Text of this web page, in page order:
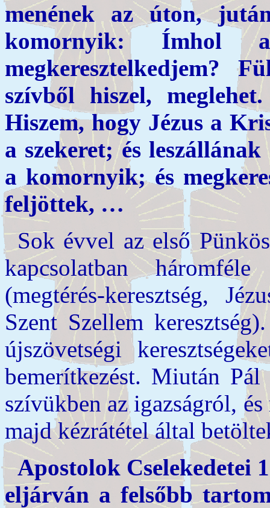
menének az úton,
komornyik:
megkeresztelkedjem?
szívből hiszel,
Hiszem, hogy Jézus a
a szekeret; és
a komornyik; és
feljöttek, …
Sok évvel az első
kapcsolatban
(megtérés-keresztség,
Szent Szellem
újszövetségi
bemerítkezést. Miután
szívükben az igazságról,
majd kézrátétel által
Apostolok Cselekedetei
eljárván a felsőbb